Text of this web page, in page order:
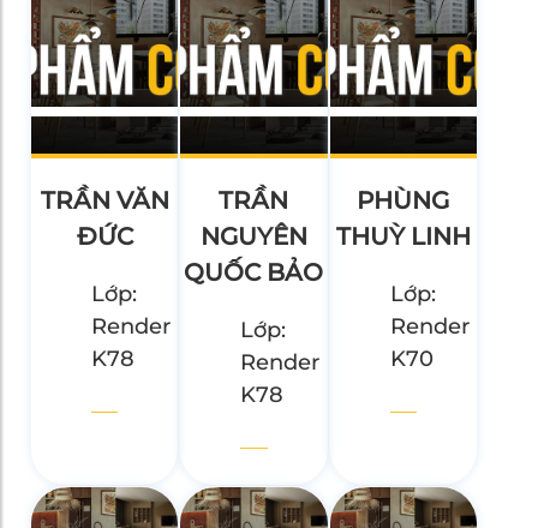
TRẦN VĂN
ĐỨC
Lớp:
Render
K78
TRẦN
NGUYÊN
QUỐC BẢO
Lớp:
Render
K78
PHÙNG
THUỲ LINH
Lớp:
Render
K70